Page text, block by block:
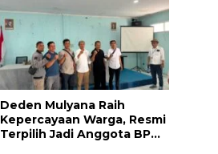
Deden Mulyana Raih
Kepercayaan Warga, Resmi
Terpilih Jadi Anggota BPD